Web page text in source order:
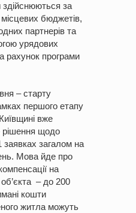
здійснюються за
бюджетів,
партнерів та
урядових
рахунок програми
– старту
першого етапу
вже
рішення щодо
заявках загалом на
Мова йде про
на
– до 200
кошти
житла можуть